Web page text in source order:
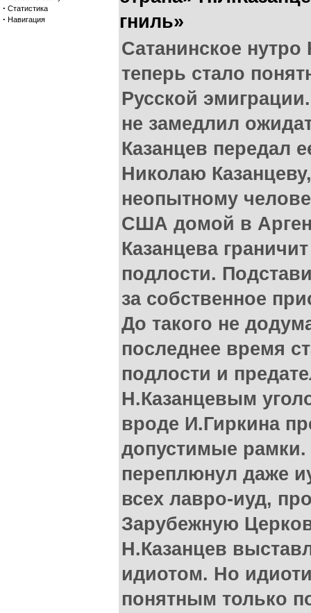
· Статистика
· Навигация
гниль»
Сатанинское
теперь стало
Русской
не замедлил
Казанцев передал
Николаю
неопытному
США домой в
Казанцева
подлости.
за собственное
До такого не
последнее время
подлости и
Н.Казанцевым
вроде И.Гиркина
допустимые рамки.
переплюнул даже
всех лавро-иуд,
Зарубежную
Н.Казанцев
идиотом. Но
понятным только